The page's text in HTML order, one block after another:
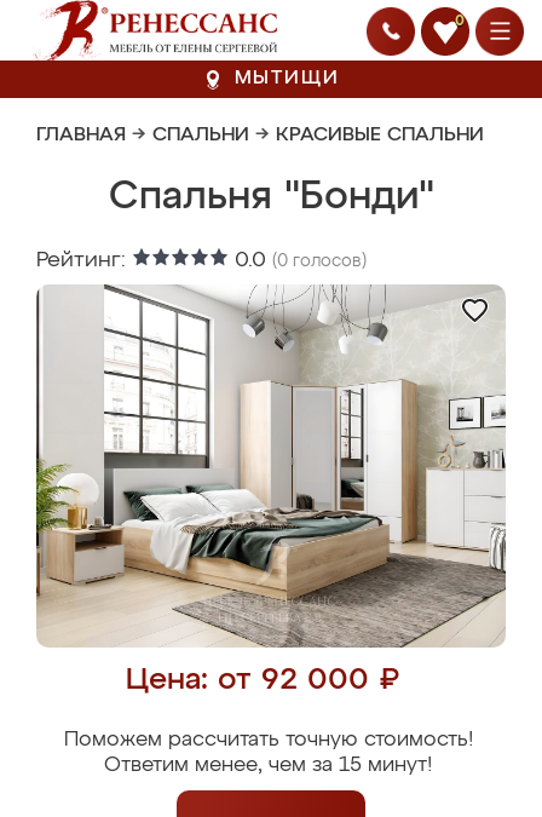
0
МЫТИЩИ
ГЛАВНАЯ → СПАЛЬНИ → КРАСИВЫЕ СПАЛЬНИ
Спальня "Бонди"
Рейтинг: 0.0 (0 голосов)
Цена: от 92 000 ₽
Поможем рассчитать точную стоимость!
Ответим менее, чем за 15 минут!